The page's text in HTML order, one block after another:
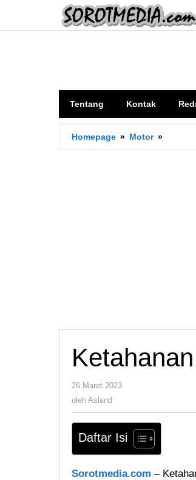
konten
Tentang Kontak
Homepage » Motor »
Mesin
26 Maret 2023
oleh Asland
Daftar Isi
Sorotmedia.com –